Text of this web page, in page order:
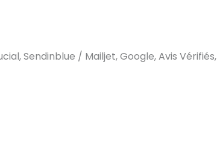
Sendinblue / Mailjet, Google, Avis Vérifiés,